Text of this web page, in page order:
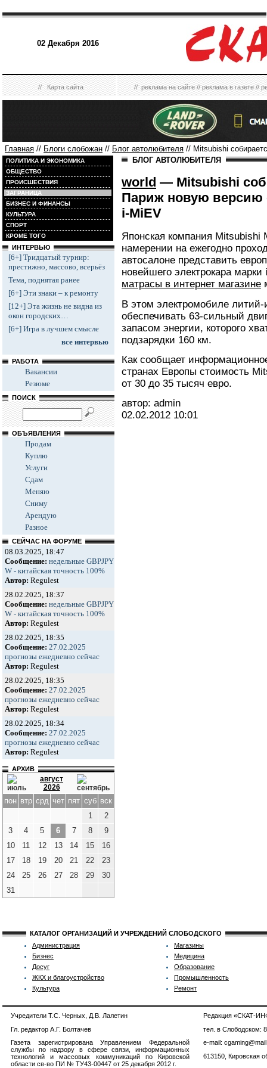
02 Декабря 2016
//Карта сайта //реклама на сайте//реклама в газете//
Главная // Блоги слобожан // Блог автолюбителя // Mitsubishi
ПОЛИТИКА И ЭКОНОМИКА
ОБЩЕСТВО
ПРОИСШЕСТВИЯ
ЗАГРАНИЦА
БИЗНЕС И ФИНАНСЫ
КУЛЬТУРА
СПОРТ
КРОМЕ ТОГО
ИНТЕРВЬЮ
[6+] Тридцатый турнир:
престижно, массово, всерьёз
Тема, поднятая ранее
[6+] Эти знаки – к ремонту
[12+] Эта жизнь не видна из
окон городских…
[6+] Игра в лучшем смысле
все интервью
РАБОТА
Вакансии
Резюме
ПОИСК
ОБЪЯВЛЕНИЯ
Продам
Куплю
Услуги
Сдам
Меняю
Сниму
Арендую
Разное
СЕЙЧАС НА ФОРУМЕ
08.03.2025, 18:47
Сообщение: недельные GBPJPY
W - китайская точность 100%
Автор: Regulest
28.02.2025, 18:37
Сообщение: недельные GBPJPY
W - китайская точность 100%
Автор: Regulest
28.02.2025, 18:35
Сообщение: 27.02.2025
прогнозы ежедневно сейчас
Автор: Regulest
28.02.2025, 18:35
Сообщение: 27.02.2025
прогнозы ежедневно сейчас
Автор: Regulest
28.02.2025, 18:34
Сообщение: 27.02.2025
прогнозы ежедневно сейчас
Автор: Regulest
АРХИВ
август
2026
пон втр срд чет пят суб вск
1
2
3
4 5 6 7 8
9
10
11 12 13 14 15
16
17
18 19 20 21 22
23
24
25 26 27 28 29
30
31
БЛОГ АВТОЛЮБИТЕЛЯ
world — Mitsubishi
Париж новую версию
i-MiEV
Японская компания
намерении на ежегодно
автосалоне представить
новейшего электрокара
матрасы в интернет магазине
В этом электромобиле литий-
обеспечивать 63-сильный
запасом энергии, которого
подзарядки 160 км.
Как сообщает
странах Европы стоимость
от 30 до 35 тысяч евро.
автор: admin
02.02.2012 10:01
КАТАЛОГ ОРГАНИЗАЦИЙ И УЧРЕЖДЕНИЙ СЛОБОДСКОГО
Администрация
Бизнес
Досуг
ЖКХ и благоустройство
Культура
Магазины
Медицина
Образование
Промышленность
Ремонт
Учредители Т.С. Черных, Д.В. Лалетин
Гл. редактор А.Г. Болтачев
Газета зарегистрирована Управлением Федеральной
службы по надзору в сфере связи, информационных
технологий и массовых коммуникаций по Кировской
области св-во ПИ № ТУ43-00447 от 25 декабря 2012 г.
Редакция «СКАТ-
тел. в Слободском:
e-mail:
613150, Кировская